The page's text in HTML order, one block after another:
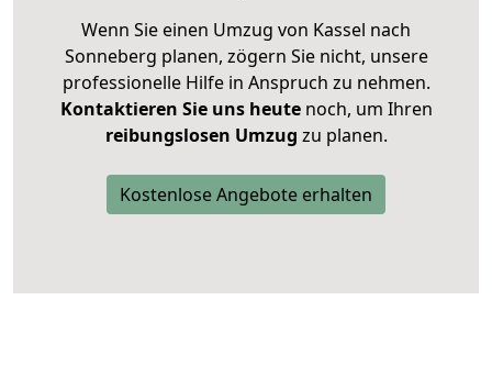
Wenn Sie einen Umzug von Kassel nach
Sonneberg planen, zögern Sie nicht, unsere
professionelle Hilfe in Anspruch zu nehmen.
Kontaktieren Sie uns heutenoch, um Ihren
reibungslosen Umzug zu planen.
Kostenlose Angebote erhalten